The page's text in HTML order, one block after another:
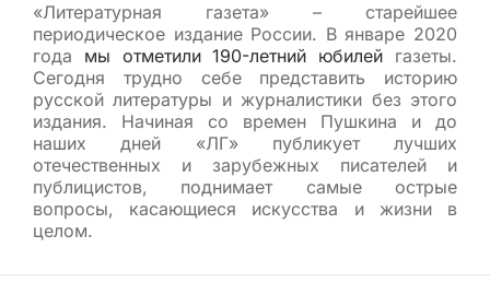
«Литературная газета» – старейшее
периодическое издание России. В январе 2020
года мы отметили 190-летний юбилей газеты.
Сегодня трудно себе представить историю
русской литературы и журналистики без этого
издания. Начиная со времен Пушкина и до
наших дней «ЛГ» публикует лучших
отечественных и зарубежных писателей и
публицистов, поднимает самые острые
вопросы, касающиеся искусства и жизни в
целом.